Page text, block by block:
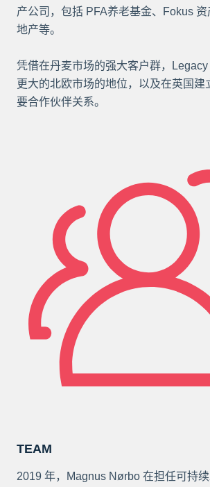
产公司，包括 PFA养老基金、Fokus
地产等。
凭借在丹麦市场的强大客户群，
更大的北欧市场的地位，以及在英国建
要合作伙伴关系。
TEAM
2019 年，Magnus Nørbo 在担任可持